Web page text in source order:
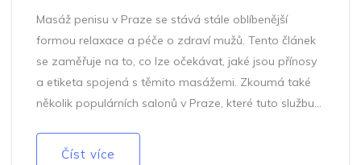
Masáž penisu v Praze se stává stále oblíbenější
formou relaxace a péče o zdraví mužů. Tento článek
se zaměřuje na to, co lze očekávat, jaké jsou přínosy
a etiketa spojená s těmito masážemi. Zkoumá také
několik populárních salonů v Praze, které tuto službu
tuto formu masáže. Objevíte zde také informace o
Číst více